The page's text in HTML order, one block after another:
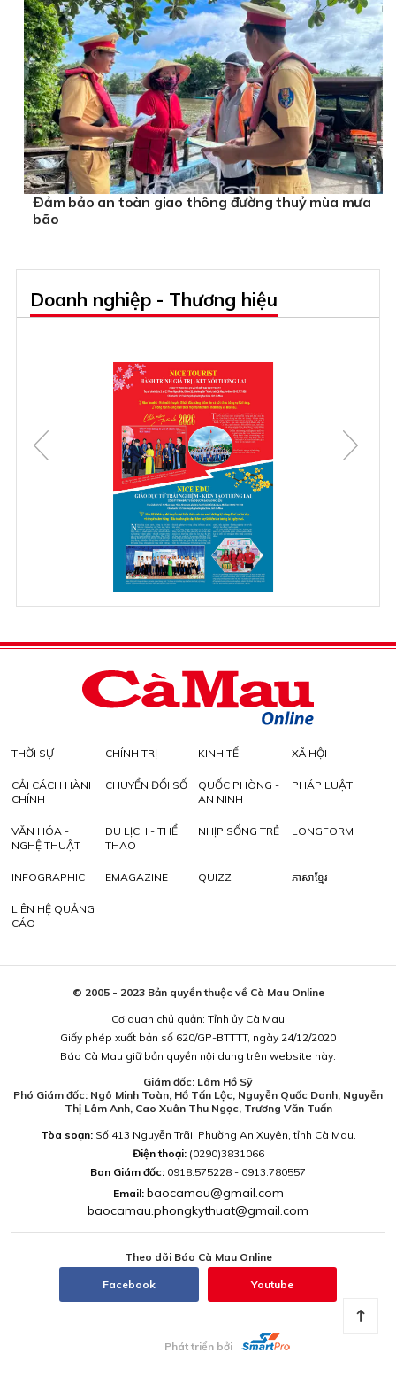
Ðảm bảo an toàn giao thông đường thuỷ mùa mưa
bão
Doanh nghiệp - Thương hiệu
THỜI SỰ CHÍNH TRỊ KINH TẾ XÃ HỘI
CẢI CÁCH HÀNH
CHÍNH
CHUYỂN ĐỔI SỐ
QUỐC PHÒNG -
AN NINH
PHÁP LUẬT
VĂN HÓA -
NGHỆ THUẬT
DU LỊCH - THỂ
THAO
NHỊP SỐNG TRẺ LONGFORM
INFOGRAPHIC EMAGAZINE QUIZZ ភាសាខ្មែរ
LIÊN HỆ QUẢNG
CÁO
© 2005 - 2023 Bản quyền thuộc về Cà Mau Online
Cơ quan chủ quản: Tỉnh ủy Cà Mau
Giấy phép xuất bản số 620/GP-BTTTT, ngày 24/12/2020
Báo Cà Mau giữ bản quyền nội dung trên website này.
Giám đốc: Lâm Hồ Sỹ
Phó Giám đốc: Ngô Minh Toàn, Hồ Tấn Lộc, Nguyễn Quốc Danh, Nguyễn
Thị Lâm Anh, Cao Xuân Thu Ngọc, Trương Văn Tuấn
Tòa soạn:Số 413 Nguyễn Trãi, Phường An Xuyên, tỉnh Cà Mau.
Điện thoại: (0290)3831066
Ban Giám đốc: 0918.575228 - 0913.780557
Email: baocamau@gmail.com
baocamau.phongkythuat@gmail.com
Theo dõi Báo Cà Mau Online
Facebook Youtube
Phát triển bởi